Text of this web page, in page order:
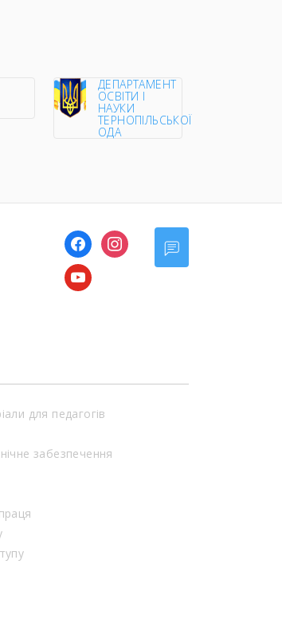
ДЕПАРТАМЕНТ
ОСВІТИ І
НАУКИ
ТЕРНОПІЛЬСЬКОЇ
ОДА
facebookinstagram
youtube
для педагогів
забезпечення